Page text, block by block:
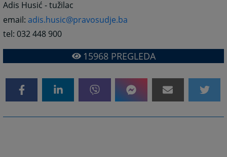
Adis Husić - tužilac
email:adis.husic@pravosudje.ba
tel: 032 448 900
15968PREGLEDA